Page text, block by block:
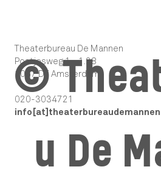
©
u De
Theaterbureau De Mannen
Postjesweg 1 - 1.28
1057 DT Amsterdam
020-3034721